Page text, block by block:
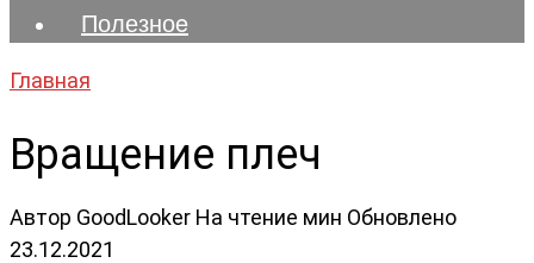
Полезноe
Главная
Вращение плеч
Автор GoodLooker На чтение мин Обновлено
23.12.2021